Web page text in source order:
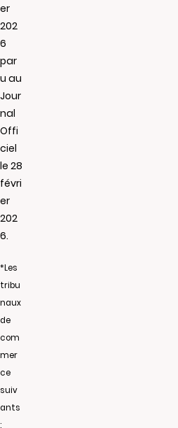
er
202
6
par
u au
Jour
nal
Offi
ciel
le 28
févri
er
202
6.
*Les
tribu
naux
de
com
mer
ce
suiv
ants
: